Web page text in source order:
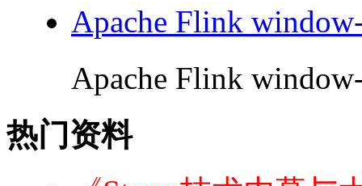
Apache Flink
Apache Flink
热门资料